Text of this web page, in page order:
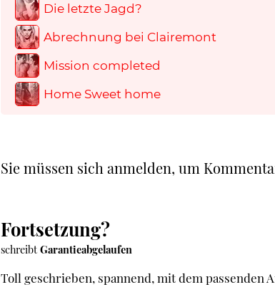
Die letzte Jagd?
Abrechnung bei Clairemont
Mission completed
Home Sweet home
Sie müssen sich anmelden, um
Fortsetzung?
schreibtGarantieabgelaufen
Toll geschrieben, spannend, mit dem passenden